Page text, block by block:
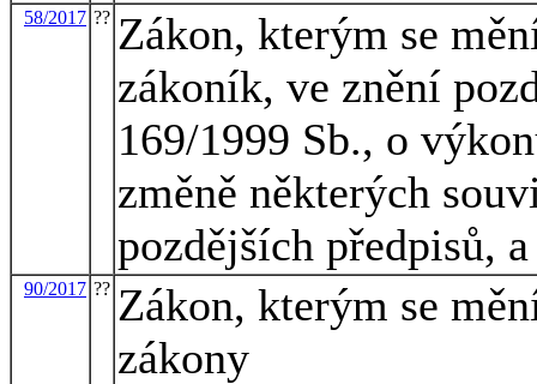
58/2017 ?? Zákon, kterým se
zákoník, ve znění
169/1999 Sb., o
změně některých
pozdějších předpisů,
90/2017 ?? Zákon, kterým se
zákony